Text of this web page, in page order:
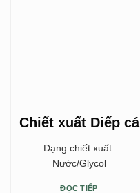
Chiết xuất Diếp cá
Dạng chiết xuất:
Nước/Glycol
ĐỌC TIẾP